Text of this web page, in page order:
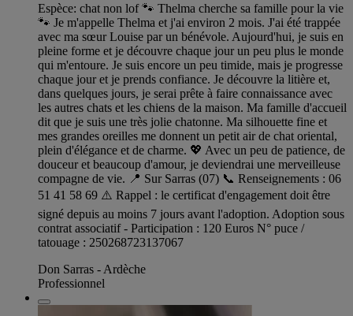
Espèce: chat non lof 🐾 Thelma cherche sa famille pour la vie
🐾 Je m'appelle Thelma et j'ai environ 2 mois. J'ai été trappée
avec ma sœur Louise par un bénévole. Aujourd'hui, je suis en
pleine forme et je découvre chaque jour un peu plus le monde
qui m'entoure. Je suis encore un peu timide, mais je progresse
chaque jour et je prends confiance. Je découvre la litière et,
dans quelques jours, je serai prête à faire connaissance avec
les autres chats et les chiens de la maison. Ma famille d'accueil
dit que je suis une très jolie chatonne. Ma silhouette fine et
mes grandes oreilles me donnent un petit air de chat oriental,
plein d'élégance et de charme. 💖 Avec un peu de patience, de
douceur et beaucoup d'amour, je deviendrai une merveilleuse
compagne de vie. 📍 Sur Sarras (07) 📞 Renseignements : 06
51 41 58 69 ⚠️ Rappel : le certificat d'engagement doit être
signé depuis au moins 7 jours avant l'adoption. Adoption sous
contrat associatif - Participation : 120 Euros N° puce /
tatouage : 250268723137067
Don Sarras - Ardèche
Professionnel